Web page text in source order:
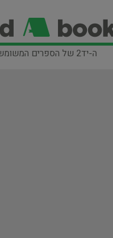
ה-יד2 של הספרים המשומשים